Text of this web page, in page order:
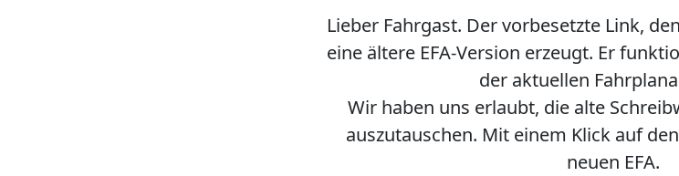
Lieber Fahrgast. Der vorbesetzte Link,
eine ältere EFA-Version erzeugt. Er
der aktuellen
Wir haben uns erlaubt, die alte
auszutauschen. Mit einem Klick auf
neuen EFA.